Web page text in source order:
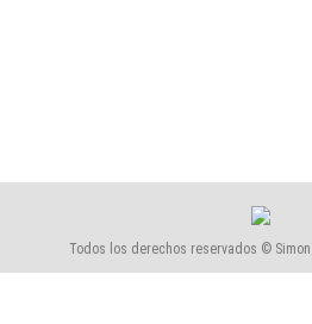
Todos los derechos reservados ©